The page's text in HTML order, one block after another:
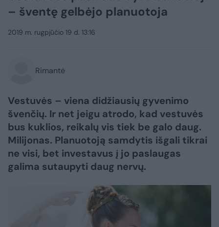
– šventę gelbėjo planuotoja
2019 m. rugpjūčio 19 d. 13:16
Rimantė
Vestuvės – viena didžiausių gyvenimo
švenčių. Ir net jeigu atrodo, kad vestuvės
bus kuklios, reikalų vis tiek be galo daug.
Milijonas. Planuotoją samdytis išgali tikrai
ne visi, bet investavus į jo paslaugas
galima sutaupyti daug nervų.